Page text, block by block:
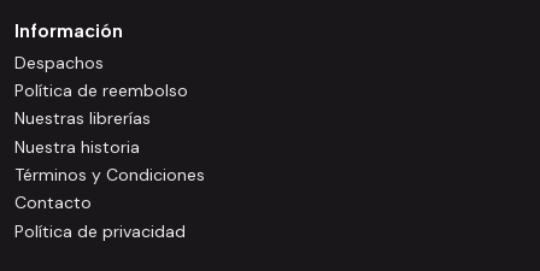
Información
Despachos
Política de reembolso
Nuestras librerías
Nuestra historia
Términos y Condiciones
Contacto
Política de privacidad